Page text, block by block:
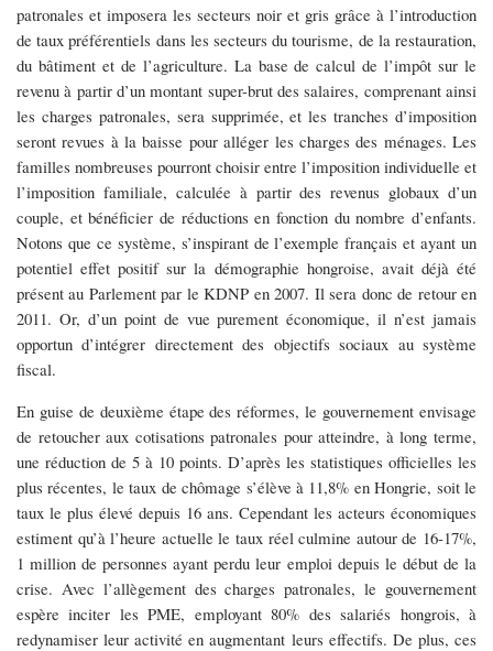
patronales et imposera les secteurs noir et gris grâce à l’introduction
de taux préférentiels dans les secteurs du tourisme, de la restauration,
du bâtiment et de l’agriculture. La base de calcul de l’impôt sur le
revenu à partir d’un montant super-brut des salaires, comprenant ainsi
les charges patronales, sera supprimée, et les tranches d’imposition
seront revues à la baisse pour alléger les charges des ménages. Les
familles nombreuses pourront choisir entre l’imposition individuelle et
l’imposition familiale, calculée à partir des revenus globaux d’un
couple, et bénéficier de réductions en fonction du nombre d’enfants.
Notons que ce système, s’inspirant de l’exemple français et ayant un
potentiel effet positif sur la démographie hongroise, avait déjà été
présent au Parlement par le KDNP en 2007. Il sera donc de retour en
2011. Or, d’un point de vue purement économique, il n’est jamais
opportun d’intégrer directement des objectifs sociaux au système
fiscal.
En guise de deuxième étape des réformes, le gouvernement envisage
de retoucher aux cotisations patronales pour atteindre, à long terme,
une réduction de 5 à 10 points. D’après les statistiques officielles les
plus récentes, le taux de chômage s’élève à 11,8% en Hongrie, soit le
taux le plus élevé depuis 16 ans. Cependant les acteurs économiques
estiment qu’à l’heure actuelle le taux réel culmine autour de 16-17%,
1 million de personnes ayant perdu leur emploi depuis le début de la
crise. Avec l’allègement des charges patronales, le gouvernement
espère inciter les PME, employant 80% des salariés hongrois, à
redynamiser leur activité en augmentant leurs effectifs. De plus, ces